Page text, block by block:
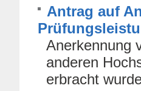
Antrag auf
Anerkennung
anderen
erbracht